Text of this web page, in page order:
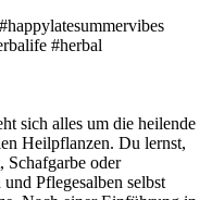
#herbal